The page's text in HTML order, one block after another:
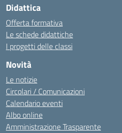
Didattica
Offerta formativa
Le schede didattiche
I progetti delle classi
Novità
Le notizie
Circolari / Comunicazioni
Calendario eventi
Albo online
Amministrazione Trasparente